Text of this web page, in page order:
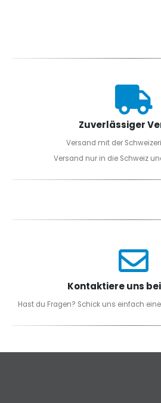
Zuverlässiger
Versand mit der
Versand nur in die Schweiz
Kontaktiere uns
Hast du Fragen? Schick uns einfach